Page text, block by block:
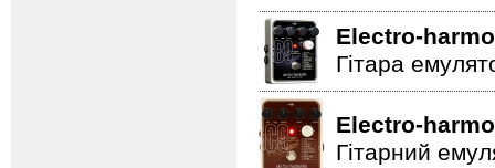
Electro-
Гітара
Electro-
Гітарний